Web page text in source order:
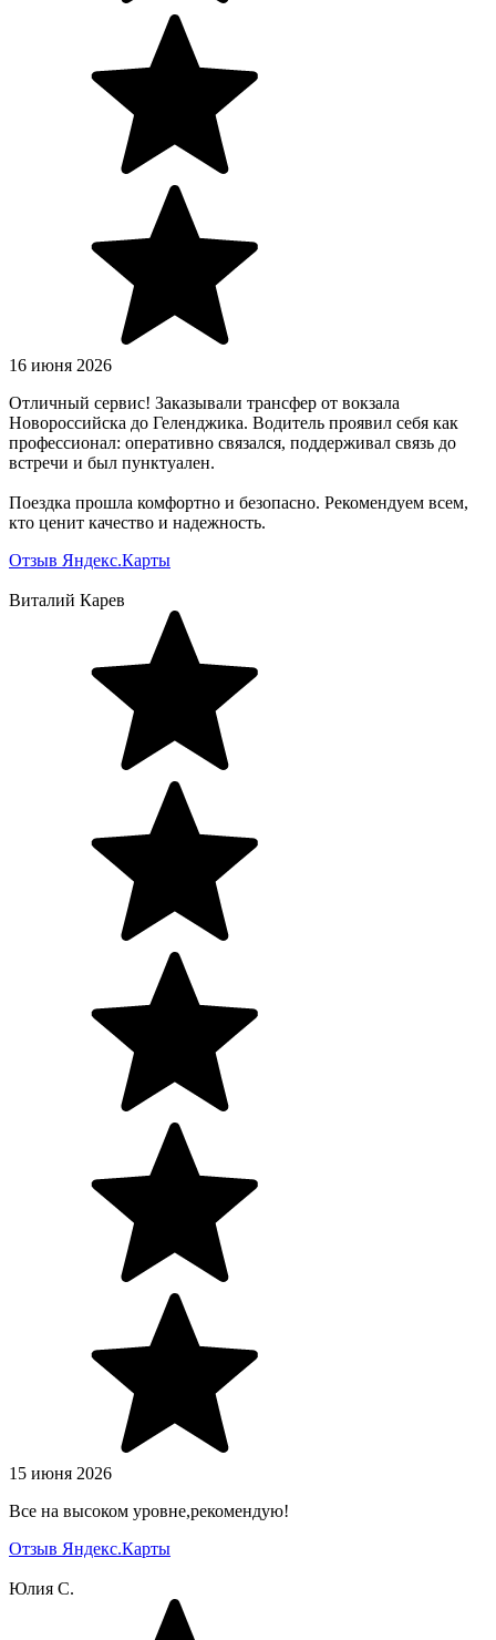
16 июня 2026
Отличный сервис! Заказывали трансфер от вокзала
Новороссийска до Геленджика. Водитель проявил себя как
профессионал: оперативно связался, поддерживал связь до
встречи и был пунктуален.
Поездка прошла комфортно и безопасно. Рекомендуем всем,
кто ценит качество и надежность.
Отзыв Яндекс.Карты
Виталий Карев
15 июня 2026
Все на высоком уровне,рекомендую!
Отзыв Яндекс.Карты
Юлия С.